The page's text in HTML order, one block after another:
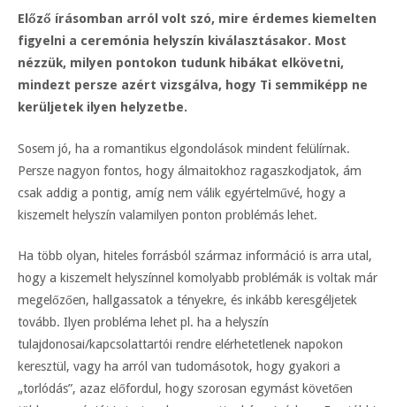
Előző írásomban arról volt szó, mire érdemes kiemelten
figyelni a ceremónia helyszín kiválasztásakor. Most
nézzük, milyen pontokon tudunk hibákat elkövetni,
mindezt persze azért vizsgálva, hogy Ti semmiképp ne
kerüljetek ilyen helyzetbe.
Sosem jó, ha a romantikus elgondolások mindent felülírnak.
Persze nagyon fontos, hogy álmaitokhoz ragaszkodjatok, ám
csak addig a pontig, amíg nem válik egyértelművé, hogy a
kiszemelt helyszín valamilyen ponton problémás lehet.
Ha több olyan, hiteles forrásból származ információ is arra utal,
hogy a kiszemelt helyszínnel komolyabb problémák is voltak már
megelőzően, hallgassatok a tényekre, és inkább keresgéljetek
tovább. Ilyen probléma lehet pl. ha a helyszín
tulajdonosai/kapcsolattartói rendre elérhetetlenek napokon
keresztül, vagy ha arról van tudomásotok, hogy gyakori a
„torlódás”, azaz előfordul, hogy szorosan egymást követően